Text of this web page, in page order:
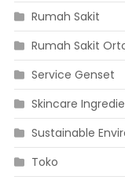
Rumah Sakit
Rumah Sakit
Service Genset
Skincare
Sustainable
Toko